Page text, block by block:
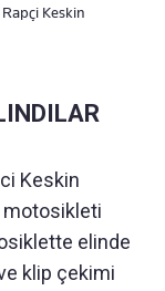
Keskin
Keskin
motosikleti
elinde
klip çekimi